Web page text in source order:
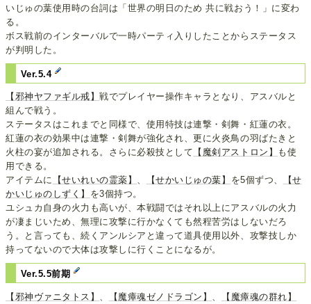
いじゅの葉使用時の台詞は「世界の明日のため 共に戦おう！」に変わ
る。
ボス戦前のインターバルで一時パーティ入りしたことからステータス
が判明した。
Ver.5.4
【邪神ヤファギル戒】戦でプレイヤー操作キャラとなり、アスバルと
組んで戦う。
ステータスはこれまでと同様で、使用特技は連撃・剣舞・紅蓮の衣。
紅蓮の衣の効果中は連撃・剣舞が強化され、更に火炎鳥の羽ばたきと
火柱の宴が追加される。さらに必殺技として 【魔剣アストロン】
も使
用できる。
アイテムに
【せいれいの霊薬】 、 【せかいじゅの葉】 を5個ずつ、
【せ
かいじゅのしずく】 を3個持つ。
ユシュカ自身の火力も高いが、本戦闘ではそれ以上にアスバルの火力
が凄まじいため、無理に攻撃に行かなくても然程苦労はしないだろ
う。と言っても、続くアンルシアと違って道具使用以外、攻撃技しか
持ってないので大体は攻撃しに行くことになるが。
Ver.5.5前期
【邪神ヴァニタトス】 【魔瘴魂ゼノドラゴン】
【魔瘴魂の群れ】